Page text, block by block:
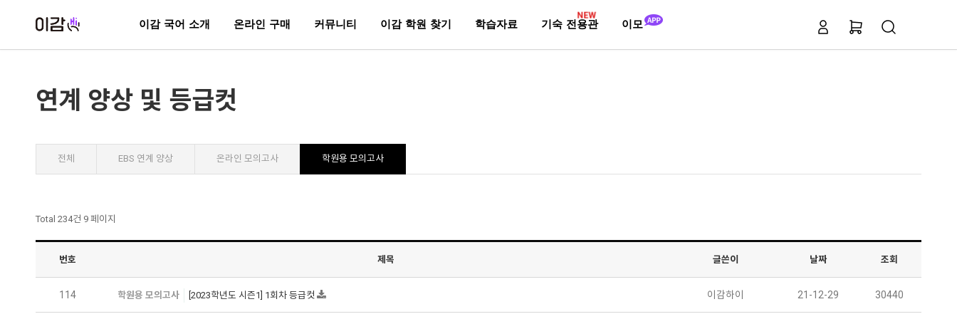
이감 국어 소개 온라인 구매 커뮤니티 이감 학원 찾기 학습자료 기숙 전용관
NEW
이모
연계 양상 및 등급컷
전체 EBS 연계 양상 온라인 모의고사 학원용 모의고사
Total 234건 9 페이지
번호 제목 글쓴이 날짜 조회
114 학원용 모의고사 [2023학년도 시즌1] 1회차 등급컷 이감하이 21-12-29 30440